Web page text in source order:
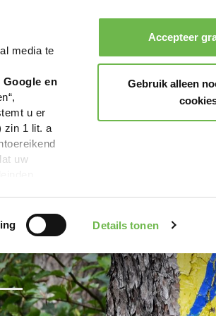
media te
en
u er
zin 1 lit. a
uw
Details tonen
Accepteer
Gebruik alleen
Boeken